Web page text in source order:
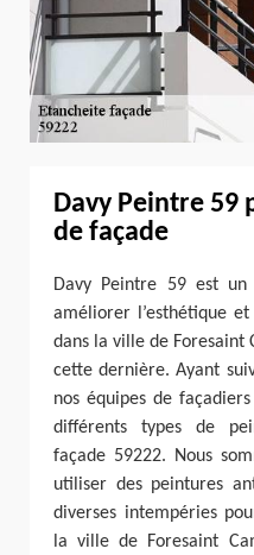
Davy Peintre 59
de façade
Davy Peintre 59 est
améliorer l’esthétique
dans la ville de Foresaint
cette dernière. Ayant
nos équipes de
différents types de
façade 59222. Nous
utiliser des peintures
diverses intempéries
la ville de Foresaint